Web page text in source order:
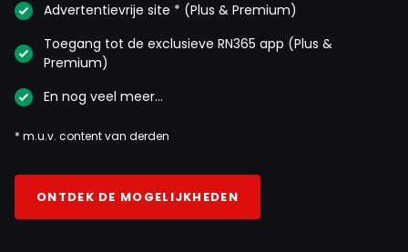
Advertentievrije site * (Plus & Premium)
Toegang tot de exclusieve RN365 app (Plus &
Premium)
En nog veel meer…
* m.u.v. content van derden
ONTDEK DE MOGELIJKHEDEN